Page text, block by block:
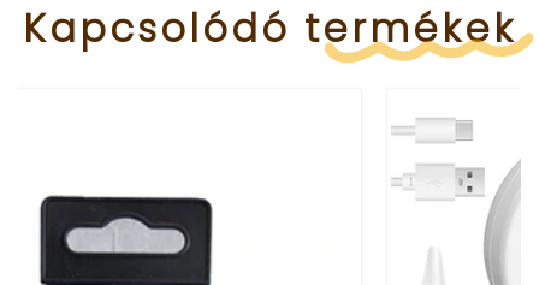
Kapcsolódó termékek